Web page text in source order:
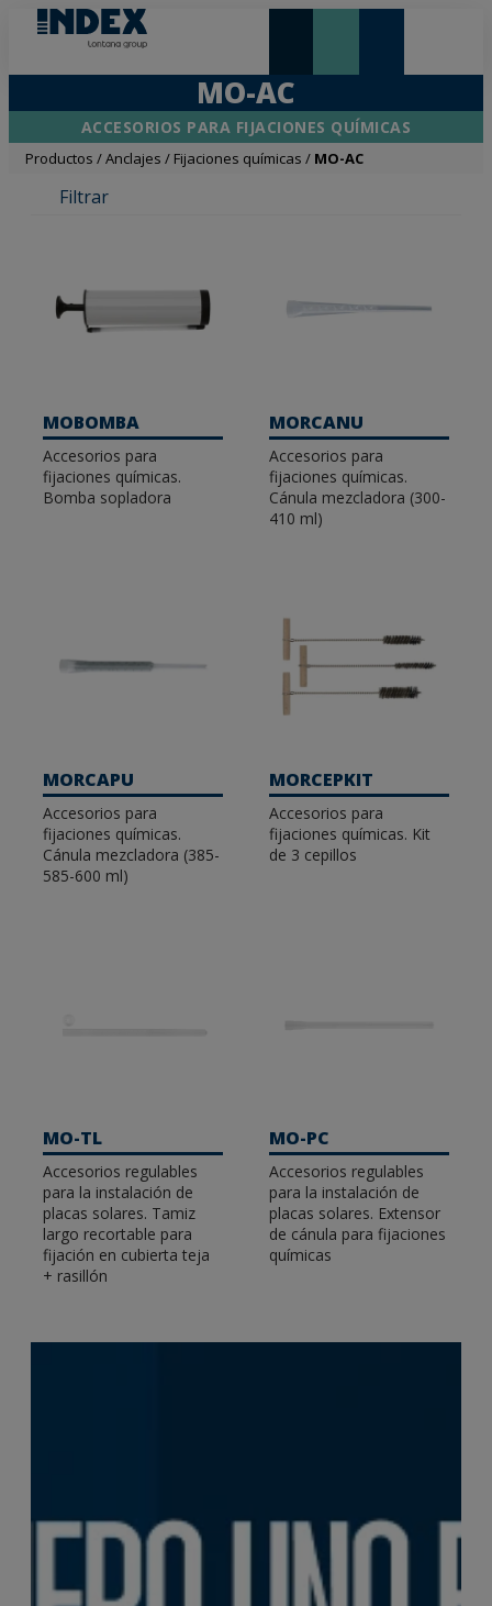
MO-AC
ACCESORIOS PARA FIJACIONES QUÍMICAS
Productos /Anclajes / Fijaciones químicas / MO-AC
Filtrar
MOBOMBA
Accesorios para
fijaciones químicas.
Bomba sopladora
MORCANU
Accesorios para
fijaciones químicas.
Cánula mezcladora (300-
410 ml)
MORCAPU
Accesorios para
fijaciones químicas.
Cánula mezcladora (385-
585-600 ml)
MORCEPKIT
Accesorios para
fijaciones químicas. Kit
de 3 cepillos
MO-TL
Accesorios regulables
para la instalación de
placas solares. Tamiz
largo recortable para
fijación en cubierta teja
+ rasillón
MO-PC
Accesorios regulables
para la instalación de
placas solares. Extensor
de cánula para fijaciones
químicas